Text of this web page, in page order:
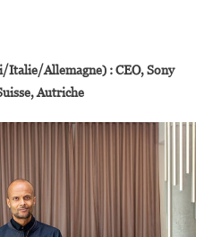
Allemagne) : CEO, Sony
Autriche